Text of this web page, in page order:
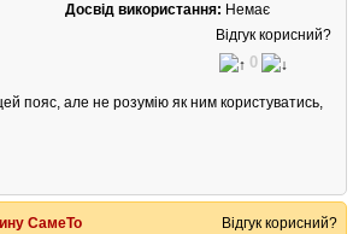
Досвід використання: Немає
Відгук корисний?
0
пояс, але не розумію як ним користуватись,
СамеТо Відгук корисний?